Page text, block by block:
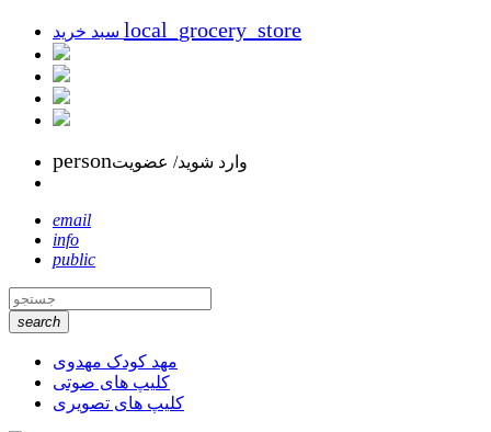
local_grocery_store
personوارد شوید/ عضویت
email
info
public
search
مهد کودک مهدوی
کلیپ های صوتی
کلیپ های تصویری